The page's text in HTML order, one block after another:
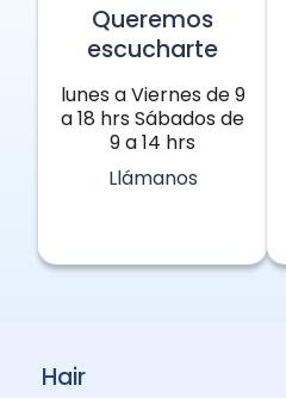
Queremos
escucharte
lunes a Viernes de 9
a 18 hrs Sábados de
9 a 14 hrs
Llámanos
Hair